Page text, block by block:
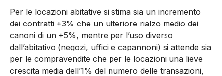
Per le locazioni abitative si stima sia un incremento
dei contratti +3% che un ulteriore rialzo medio dei
canoni di un +5%, mentre per l’uso diverso
dall’abitativo (negozi, uffici e capannoni) si attende sia
per le compravendite che per le locazioni una lieve
crescita media dell’1% del numero delle transazioni,